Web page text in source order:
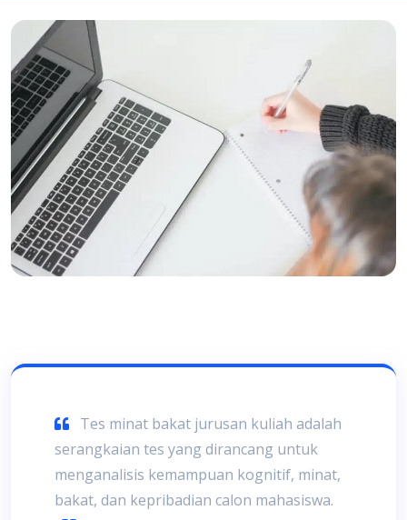
Tes minat bakat jurusan kuliah adalah
serangkaian tes yang dirancang untuk
menganalisis kemampuan kognitif, minat,
bakat, dan kepribadian calon mahasiswa.